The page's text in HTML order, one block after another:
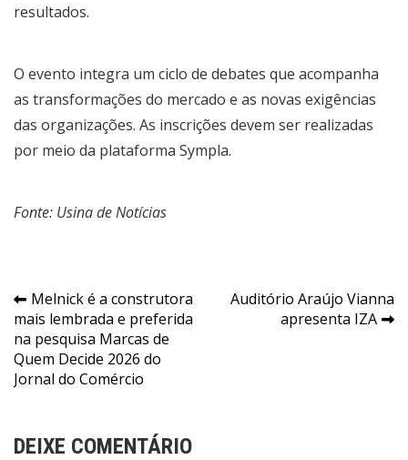
resultados.
O evento integra um ciclo de debates que acompanha
as transformações do mercado e as novas exigências
das organizações. As inscrições devem ser realizadas
por meio da plataforma Sympla.
Fonte: Usina de Notícias
Navegação
de
Post
Melnick é a construtora
mais lembrada e preferida
na pesquisa Marcas de
Quem Decide 2026 do
Jornal do Comércio
Auditório Araújo Vianna
apresenta IZA
DEIXE COMENTÁRIO